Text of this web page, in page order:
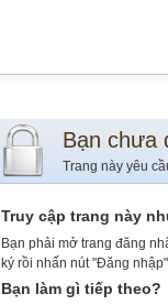
Bạn chưa
Trang này yêu
Truy cập trang này
Bạn phải mở trang đăng
ký rồi nhấn nút "Đăng
Bạn làm gì tiếp theo?